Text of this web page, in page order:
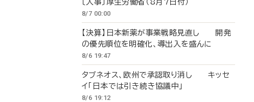
〔人事〕厚生労働省（8月7日付）
8/7 00:00
【決算】日本新薬が事業戦略見直し 開発
の優先順位を明確化、導出入を盛んに
8/6 19:47
タブネオス、欧州で承認取り消し キッセ
イ「日本では引き続き協議中」
8/6 19:12